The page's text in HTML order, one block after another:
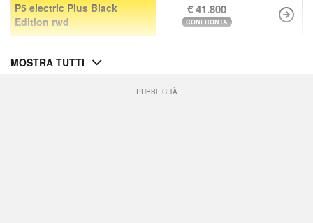
P5 electric Plus Black
Edition rwd
€ 41.800
CONFRONTA
MOSTRA TUTTI
PUBBLICITÀ